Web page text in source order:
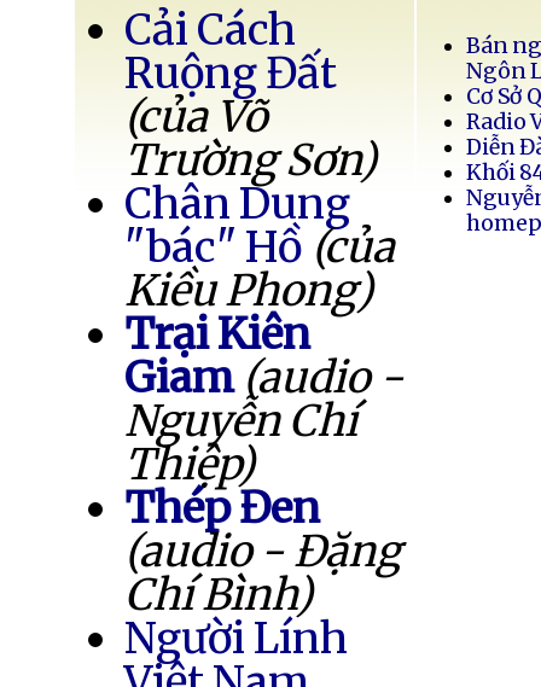
Cải Cách
Ruộng Đất
(của Võ
Trường Sơn)
Chân Dung
"bác" Hồ (của
Kiều Phong)
Trại Kiên
Giam (audio -
Nguyễn Chí
Thiệp)
Thép Đen
(audio - Đặng
Chí Bình)
Người Lính
Bán
Ngôn
Cơ Sở
Radio
Diễn
Khối